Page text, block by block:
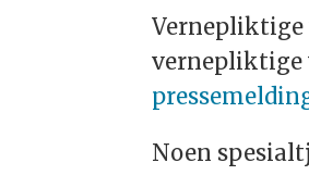
Vernepliktige
vernepliktige
Noen